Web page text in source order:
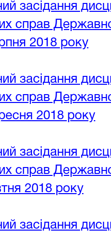
засідання
справ
2018 року
засідання
справ
2018 року
засідання
справ
2018 року
засідання